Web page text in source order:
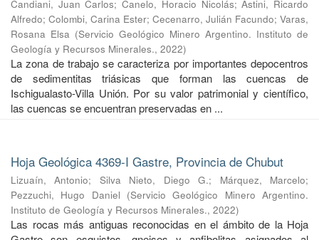
Candiani, Juan Carlos;Canelo, Horacio Nicolás;Astini, Ricardo
Alfredo; Colombi, Carina Ester; Cecenarro, Julián Facundo; Varas,
Rosana Elsa (Servicio Geológico Minero Argentino. Instituto de
Geología y Recursos Minerales., 2022)
La zona de trabajo se caracteriza por importantes depocentros
de sedimentitas triásicas que forman las cuencas de
Ischigualasto-Villa Unión. Por su valor patrimonial y cientíﬁco,
las cuencas se encuentran preservadas en ...
Hoja Geológica 4369-I Gastre, Provincia de Chubut
Lizuaín, Antonio; Silva Nieto, Diego G.; Márquez, Marcelo;
Pezzuchi, Hugo Daniel (Servicio Geológico Minero Argentino.
Instituto de Geología y Recursos Minerales., 2022)
Las rocas más antiguas reconocidas en el ámbito de la Hoja